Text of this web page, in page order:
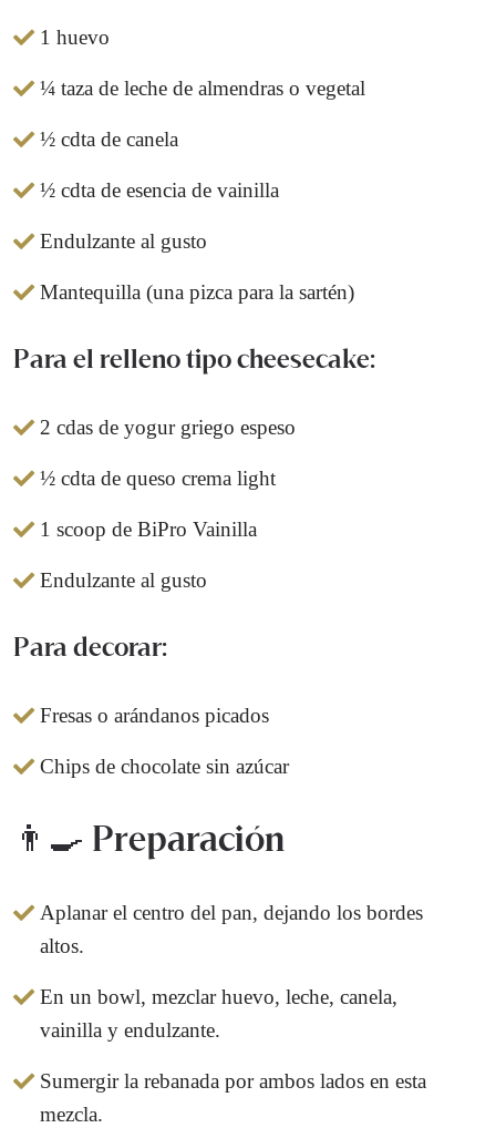
1 huevo
¼ taza de leche de almendras o vegetal
½ cdta de canela
½ cdta de esencia de vainilla
Endulzante al gusto
Mantequilla (una pizca para la sartén)
Para el relleno tipo cheesecake:
2 cdas de yogur griego espeso
½ cdta de queso crema light
1 scoop de BiPro Vainilla
Endulzante al gusto
Para decorar:
Fresas o arándanos picados
Chips de chocolate sin azúcar
👨‍🍳 Preparación
Aplanar el centro del pan, dejando los bordes
altos.
En un bowl, mezclar huevo, leche, canela,
vainilla y endulzante.
Sumergir la rebanada por ambos lados en esta
mezcla.